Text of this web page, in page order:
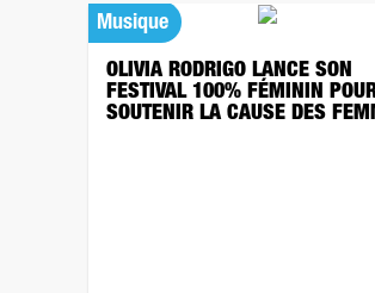
Musique
OLIVIA RODRIGO LANCE SON
FESTIVAL 100% FÉMININ
SOUTENIR LA CAUSE DES